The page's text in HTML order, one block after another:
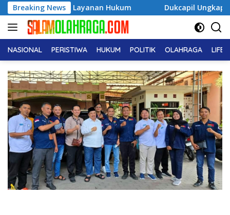
Langsung
ke
konten
Breaking News
Layanan Hukum Dukcapil Ungkap Tren Nama
NASIONAL PERISTIWA HUKUM POLITIK OLAHRAGA